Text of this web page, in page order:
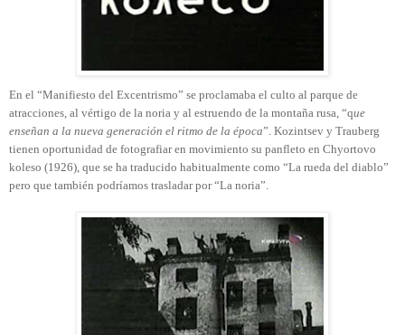
En el “Manifiesto del Excentrismo” se proclamaba el culto al parque de
atracciones, al vértigo de la noria y al estruendo de la montaña rusa, “que
enseñan a la nueva generación el ritmo de la época”. Kozintsev y Trauberg
tienen oportunidad de fotografiar en movimiento su panfleto en Chyortovo
koleso (1926), que se ha traducido habitualmente como “La rueda del diablo”
pero que también podríamos trasladar por “La noria”.